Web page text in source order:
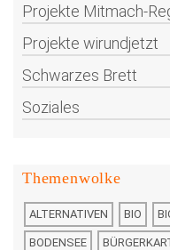
Projekte Mitmach-
Projekte wirundjetzt
Schwarzes Brett
Soziales
Themenwolke
ALTERNATIVEN BIO
BODENSEE